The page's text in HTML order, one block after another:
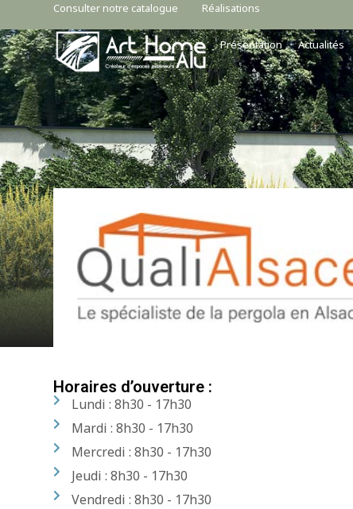
Consulter notre catalogue Réalisations
Présentation Actualités
Horaires d’ouverture :
Lundi : 8h30 - 17h30
Mardi : 8h30 - 17h30
Mercredi : 8h30 - 17h30
Jeudi : 8h30 - 17h30
Vendredi : 8h30 - 17h30